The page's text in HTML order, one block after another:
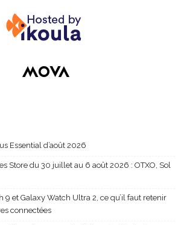
Essential d’août 2026
Store du 30 juillet au 6 août 2026 : OTXO, Sol
9 et Galaxy Watch Ultra 2, ce qu’il faut retenir
connectées